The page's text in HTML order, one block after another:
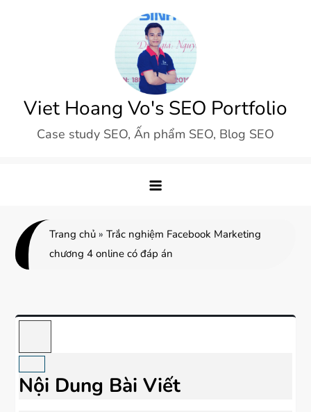
Viet Hoang Vo's SEO Portfolio
Case study SEO, Ấn phẩm SEO, Blog SEO
Trang chủ »Trắc nghiệm Facebook Marketing
chương 4 online có đáp án
Nội Dung Bài Viết